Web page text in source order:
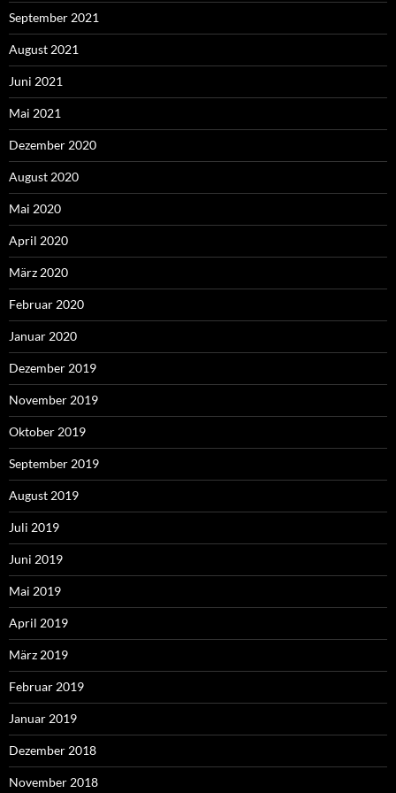
September 2021
August 2021
Juni 2021
Mai 2021
Dezember 2020
August 2020
Mai 2020
April 2020
März 2020
Februar 2020
Januar 2020
Dezember 2019
November 2019
Oktober 2019
September 2019
August 2019
Juli 2019
Juni 2019
Mai 2019
April 2019
März 2019
Februar 2019
Januar 2019
Dezember 2018
November 2018